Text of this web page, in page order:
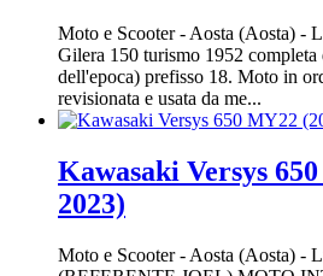
Moto e Scooter- Aosta (Aosta) -
Gilera 150 turismo 1952 completa
dell'epoca) prefisso 18. Moto in
revisionata e usata da me...
Kawasaki Versys
2023)
Moto e Scooter- Aosta (Aosta) -